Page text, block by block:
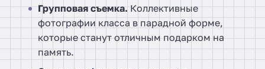
Групповая съемка.Коллективные
фотографии класса в парадной форме,
которые станут отличным подарком на
память.